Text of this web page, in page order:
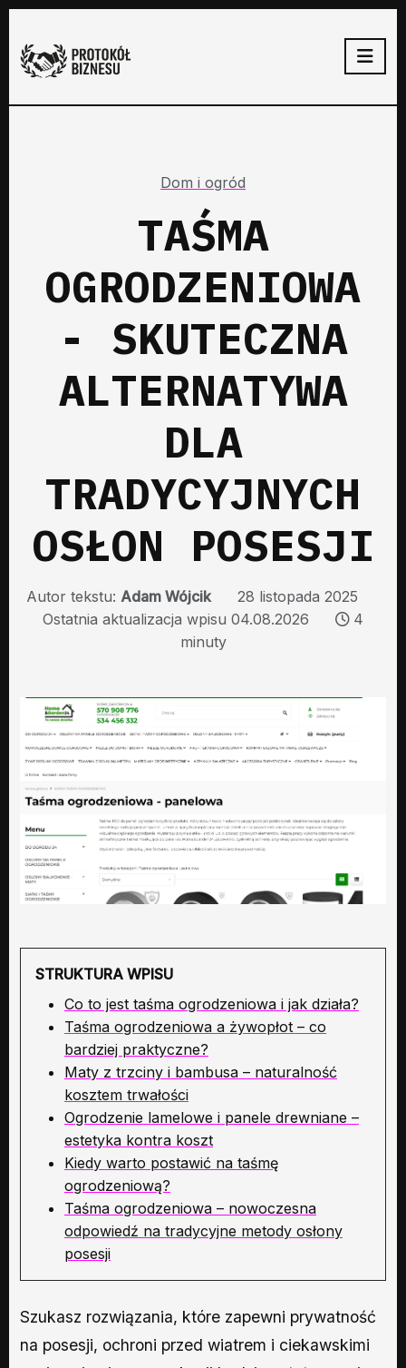
Dom i ogród
TAŚMA
OGRODZENIOWA
- SKUTECZNA
ALTERNATYWA
DLA
TRADYCYJNYCH
OSŁON POSESJI
Autor tekstu: Adam Wójcik
28 listopada 2025
Ostatnia aktualizacja wpisu 04.08.2026
4
minuty
STRUKTURA WPISU
Co to jest taśma ogrodzeniowa i jak działa?
Taśma ogrodzeniowa a żywopłot – co
bardziej praktyczne?
Maty z trzciny i bambusa – naturalność
kosztem trwałości
Ogrodzenie lamelowe i panele drewniane –
estetyka kontra koszt
Kiedy warto postawić na taśmę
ogrodzeniową?
Taśma ogrodzeniowa – nowoczesna
odpowiedź na tradycyjne metody osłony
posesji
Szukasz rozwiązania, które zapewni prywatność
na posesji, ochroni przed wiatrem i ciekawskimi